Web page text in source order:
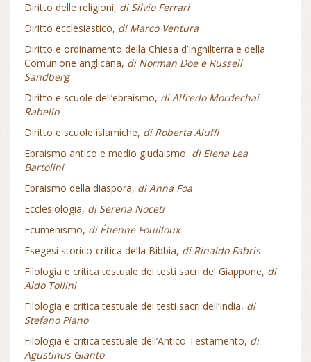
Diritto delle religioni, di Silvio Ferrari
Diritto ecclesiastico, di Marco Ventura
Diritto e ordinamento della Chiesa d’Inghilterra e della
Comunione anglicana, di Norman Doe e Russell
Sandberg
Diritto e scuole dell’ebraismo, di Alfredo Mordechai
Rabello
Diritto e scuole islamiche, di Roberta Aluffi
Ebraismo antico e medio giudaismo, di Elena Lea
Bartolini
Ebraismo della diaspora, di Anna Foa
Ecclesiologia, di Serena Noceti
Ecumenismo, di Étienne Fouilloux
Esegesi storico-critica della Bibbia, di Rinaldo Fabris
Filologia e critica testuale dei testi sacri del Giappone, di
Aldo Tollini
Filologia e critica testuale dei testi sacri dell’India, di
Stefano Piano
Filologia e critica testuale dell’Antico Testamento, di
Agustinus Gianto